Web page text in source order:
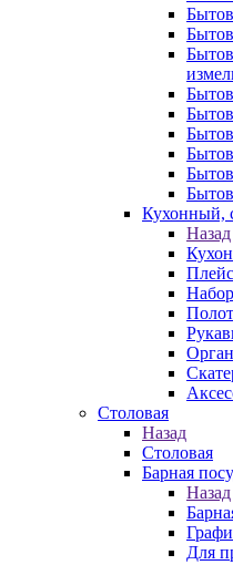
Кухонный,
Назад
Столовая
Назад
Столовая
Барная
Назад
Для